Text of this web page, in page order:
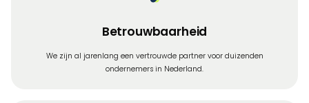
Betrouwbaarheid
We zijn al jarenlang een vertrouwde partner voor duizenden
ondernemers in Nederland.